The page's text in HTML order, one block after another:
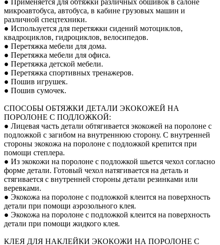
микроавтобуса, автобуса, в кабине грузовых машин и
различной спецтехники.
● Используется для перетяжки сидений мотоциклов,
квадроциклов, гидроциклов, велосипедов.
● Перетяжка мебели для дома.
● Перетяжка мебели для офиса.
● Перетяжка детской мебели.
● Перетяжка спортивных тренажеров.
● Пошив игрушек.
● Пошив сумочек.
СПОСОБЫ ОБТЯЖКИ ДЕТАЛИ ЭКОКОЖЕЙ НА
ПОРОЛОНЕ С ПОДЛОЖКОЙ:
● Лицевая часть детали обтягивается экокожей на поролоне с
подложкой с загибом на внутреннюю сторону. С внутренней
стороны экокожа на поролоне с подложкой крепится при
помощи степлера.
● Из экокожи на поролоне с подложкой шьется чехол согласно
форме детали. Готовый чехол натягивается на деталь и
стягивается с внутренней стороны детали резинками или
веревками.
● Экокожа на поролоне с подложкой клеится на поверхность
детали при помощи аэрозольного клея.
● Экокожа на поролоне с подложкой клеится на поверхность
детали при помощи жидкого клея.
КЛЕЯ ДЛЯ НАКЛЕЙКИ ЭКОКОЖИ НА ПОРОЛОНЕ С